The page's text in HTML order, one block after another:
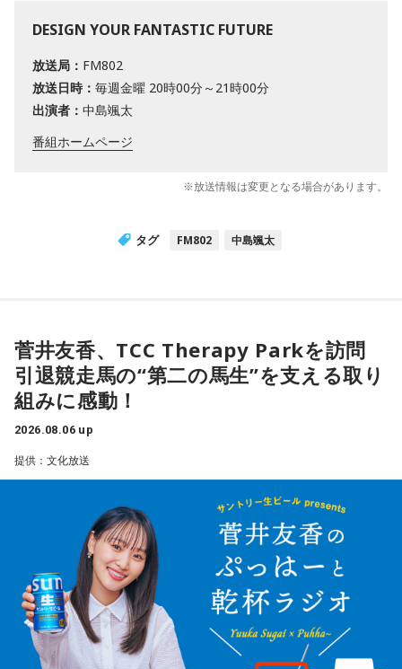
DESIGN YOUR FANTASTIC FUTURE
放送局： FM802
放送日時： 毎週金曜 20時00分～21時00分
出演者： 中島颯太
番組ホームページ
※放送情報は変更となる場合があります。
タグ FM802 中島颯太
菅井友香、TCC Therapy Parkを訪問
引退競走馬の“第二の馬生”を支える取り
組みに感動！
2026.08.06 up
提供：文化放送